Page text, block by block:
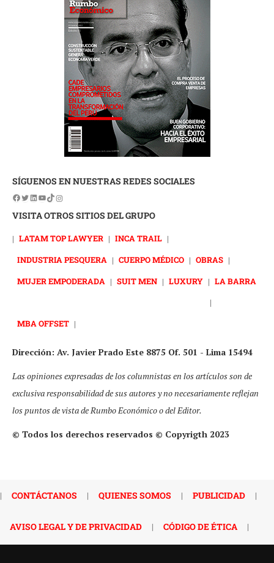
SÍGUENOS EN NUESTRAS REDES SOCIALES
VISITA OTROS SITIOS DEL GRUPO
| LATAM TOP LAWYER | INCA TRAIL |
INDUSTRIA PESQUERA | CUERPO MÉDICO | OBRAS |
MUJER EMPODERADA | SUIT MEN | LUXURY | LA BARRA
|
MBA OFFSET |
Dirección: Av. Javier Prado Este 8875 Of. 501 - Lima 15494
Las opiniones expresadas de los columnistas en los artículos son de
exclusiva responsabilidad de sus autores y no necesariamente reflejan
los puntos de vista de Rumbo Económico o del Editor.
© Todos los derechos reservados © Copyrigth 2023
| CONTÁCTANOS | QUIENES SOMOS | PUBLICIDAD |
AVISO LEGAL Y DE PRIVACIDAD | CÓDIGO DE ÉTICA |